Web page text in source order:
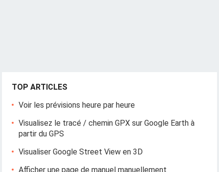
TOP ARTICLES
Voir les prévisions heure par heure
Visualisez le tracé / chemin GPX sur Google Earth à
partir du GPS
Visualiser Google Street View en 3D
Afficher une page de manuel manuellement